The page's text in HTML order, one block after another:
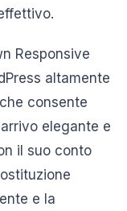
Responsive
altamente
consente
elegante e
il suo conto
e la